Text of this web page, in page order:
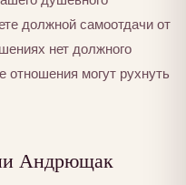
должной самоотдачи от
нет должного
отношения могут рухнуть
Андрющак